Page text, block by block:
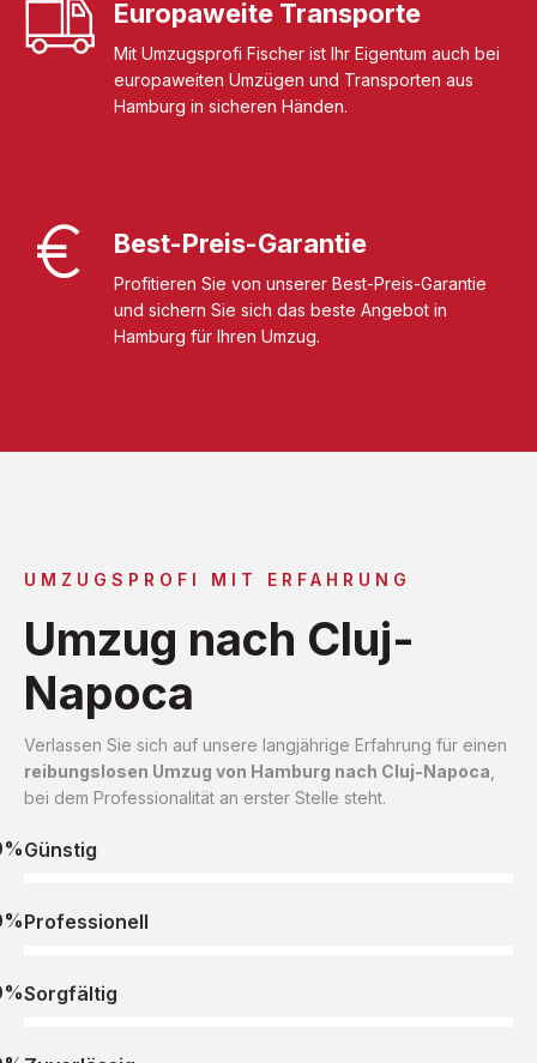
Europaweite Transporte
Mit Umzugsprofi Fischer ist Ihr Eigentum auch bei
europaweiten Umzügen und Transporten aus
Hamburg in sicheren Händen.
Best-Preis-Garantie
Profitieren Sie von unserer Best-Preis-Garantie
und sichern Sie sich das beste Angebot in
Hamburg für Ihren Umzug.
UMZUGSPROFI MIT ERFAHRUNG
Umzug nach Cluj-
Napoca
Verlassen Sie sich auf unsere langjährige Erfahrung für einen
reibungslosen Umzug von Hamburg nach Cluj-Napoca
bei dem Professionalität an erster Stelle steht.
Günstig
Professionell
Sorgfältig